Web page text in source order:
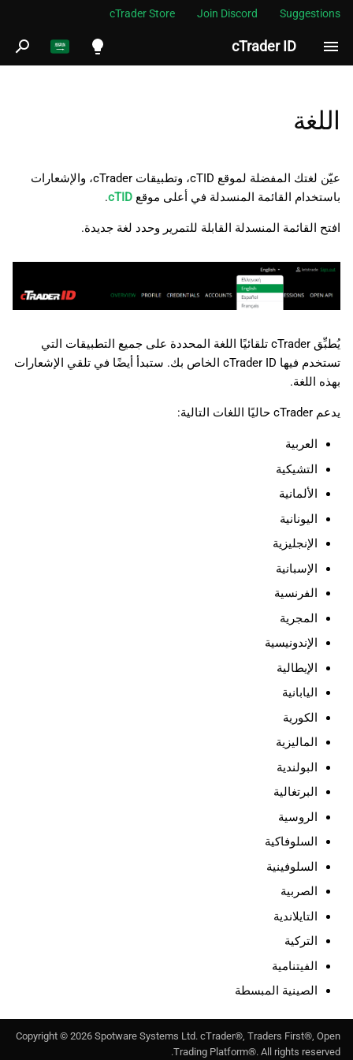
cTrader Store Join Discord Suggestions
cTrader ID
العربية
Melayu
한국어
中文
日本語
ب
ء
ح
اللغة
عيّن لغتك المفضلة لموقع cTID، وتطبيقات cTrader، والإشعارات
باستخدام القائمة المنسدلة في أعلى موقع cTID
.
افتح القائمة المنسدلة القابلة للتمرير وحدد لغة جديدة.
يُطبِّق cTrader تلقائيًا اللغة المحددة على جميع التطبيقات التي
تستخدم فيها cTrader ID الخاص بك. ستبدأ أيضًا في تلقي الإشعارات
بهذه اللغة.
يدعم cTrader حاليًا اللغات التالية:
العربية
التشيكية
الألمانية
اليونانية
الإنجليزية
الإسبانية
الفرنسية
المجرية
الإندونيسية
الإيطالية
اليابانية
الكورية
الماليزية
البولندية
البرتغالية
الروسية
السلوفاكية
السلوفينية
الصربية
التايلاندية
التركية
الفيتنامية
الصينية المبسطة
Copyright © 2026 Spotware Systems Ltd. cTrader®, Traders First®, Open
Trading Platform®. All rights reserved.